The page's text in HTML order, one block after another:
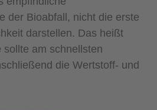
der Bioabfall, nicht die erste
darstellen. Das heißt
sollte am schnellsten
die Wertstoff- und